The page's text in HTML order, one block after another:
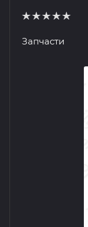
Запчасти